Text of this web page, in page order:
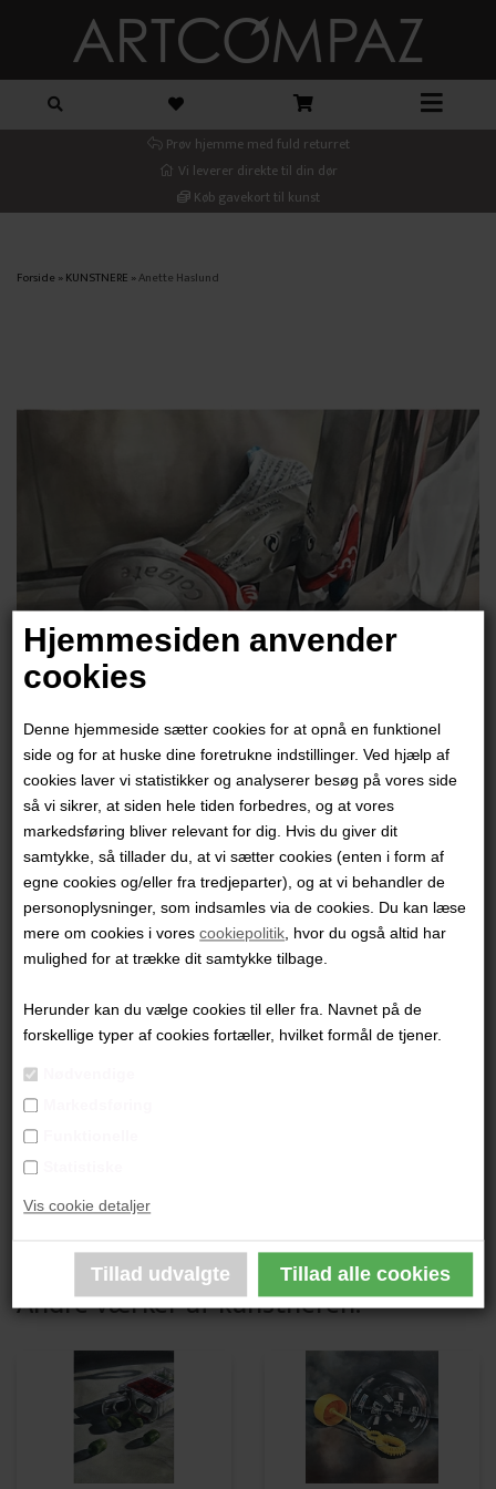
Hjemmesiden anvender
cookies
Denne hjemmeside sætter cookies for at opnå en funktionel
side og for at huske dine foretrukne indstillinger. Ved hjælp af
cookies laver vi statistikker og analyserer besøg på vores side
så vi sikrer, at siden hele tiden forbedres, og at vores
markedsføring bliver relevant for dig. Hvis du giver dit
samtykke, så tillader du, at vi sætter cookies (enten i form af
egne cookies og/eller fra tredjeparter), og at vi behandler de
personoplysninger, som indsamles via de cookies. Du kan læse
mere om cookies i vorescookiepolitik , hvor du også altid har
mulighed for at trække dit samtykke tilbage.
Herunder kan du vælge cookies til eller fra. Navnet på de
forskellige typer af cookies fortæller, hvilket formål de tjener.
Vis cookie detaljer
Prøv hjemme med fuld returret
Vi leverer direkte til din dør
Køb gavekort til kunst
Forside »KUNSTNERE »Anette Haslund
Anette Haslund
12.000,00DKK
"Colgate"
60x95 cm
Akryl på lærred
Ikke indrammet
Andre værker af kunstneren: